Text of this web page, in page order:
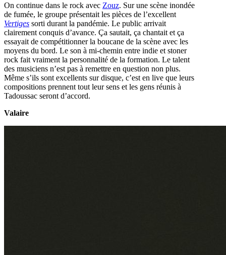
On continue dans le rock avec Zouz. Sur une scène inondée
de fumée, le groupe présentait les pièces de l’excellent
Vertiges sorti durant la pandémie. Le public arrivait
clairement conquis d’avance. Ça sautait, ça chantait et ça
essayait de compétitionner la boucane de la scène avec les
moyens du bord. Le son à mi-chemin entre indie et stoner
rock fait vraiment la personnalité de la formation. Le talent
des musiciens n’est pas à remettre en question non plus.
Même s’ils sont excellents sur disque, c’est en live que leurs
compositions prennent tout leur sens et les gens réunis à
Tadoussac seront d’accord.
Valaire